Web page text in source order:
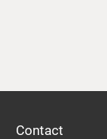
Contact